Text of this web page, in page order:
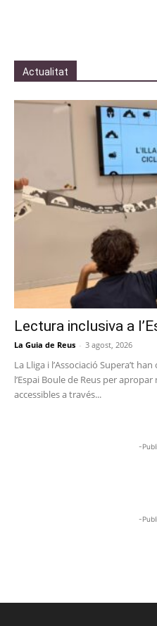
Actualitat
Lectura inclusiva a
La Guia de Reus - 3 agost, 2026
La Lliga i l’Associació Supera’t
l’Espai Boule de Reus per
accessibles a través...
-
-